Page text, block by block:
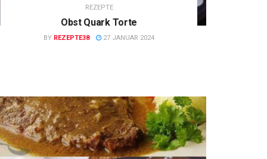
REZEPTE
Obst Quark Torte
BY REZEPTE38 27 JANUAR 2024